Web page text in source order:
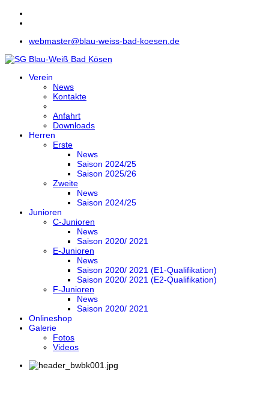
webmaster@blau-weiss-bad-koesen.de
Verein
News
Kontakte
Anfahrt
Downloads
Herren
Erste
News
Saison 2024/25
Saison 2025/26
Zweite
News
Saison 2024/25
Junioren
C-Junioren
News
Saison 2020/ 2021
E-Junioren
News
Saison 2020/ 2021 (E1-Qualifikation)
Saison 2020/ 2021 (E2-Qualifikation)
F-Junioren
News
Saison 2020/ 2021
Onlineshop
Galerie
Fotos
Videos